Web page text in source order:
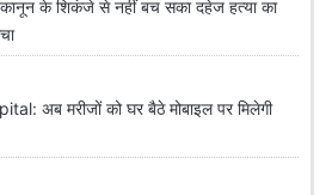
के शिकंजे से नहीं बच सका दहेज हत्या का
अब मरीजों को घर बैठे मोबाइल पर मिलेगी